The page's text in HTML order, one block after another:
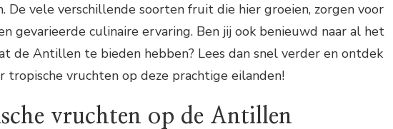
De vele verschillende soorten fruit die hier groeien, zorgen voor
gevarieerde culinaire ervaring. Ben jij ook benieuwd naar al het
de Antillen te bieden hebben? Lees dan snel verder en ontdek
tropische vruchten op deze prachtige eilanden!
vruchten op de Antillen